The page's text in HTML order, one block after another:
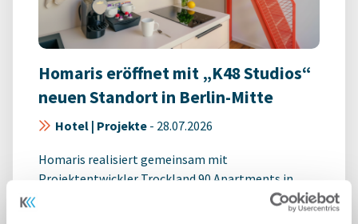
Homaris eröffnet mit „K48 Studios“
neuen Standort in Berlin-Mitte
Hotel | Projekte - 28.07.2026
Homaris realisiert gemeinsam mit
Projektentwickler Trockland 90 Apartments in
einem ursprünglich als Büro geplanten Gebäude /